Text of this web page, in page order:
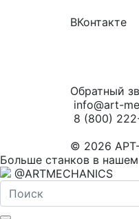
ВКонтакте
Обратный
info@art-
8 (800)
© 2026
Больше станков в нашем
@ARTMECHANICS